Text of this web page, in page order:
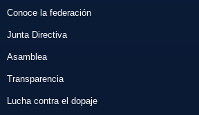
Conoce la federación
Junta Directiva
Asamblea
Transparencia
Lucha contra el dopaje